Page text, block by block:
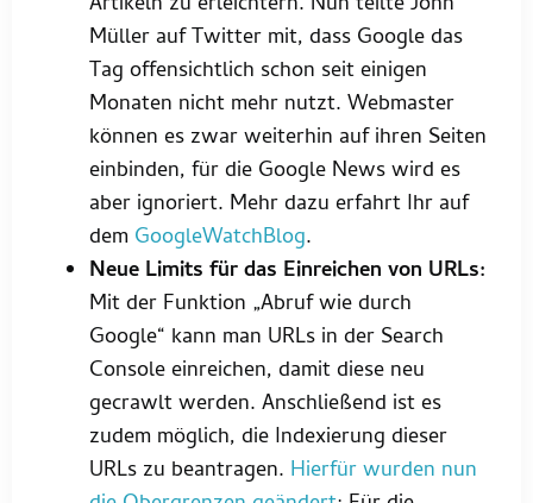
Müller auf Twitter mit, dass Google das
Tag offensichtlich schon seit einigen
Monaten nicht mehr nutzt. Webmaster
können es zwar weiterhin auf ihren Seiten
einbinden, für die Google News wird es
aber ignoriert. Mehr dazu erfahrt Ihr auf
dem GoogleWatchBlog.
Neue Limits für das Einreichen von URLs:
Mit der Funktion „Abruf wie durch
Google“ kann man URLs in der Search
Console einreichen, damit diese neu
gecrawlt werden. Anschließend ist es
zudem möglich, die Indexierung dieser
URLs zu beantragen. Hierfür wurden nun